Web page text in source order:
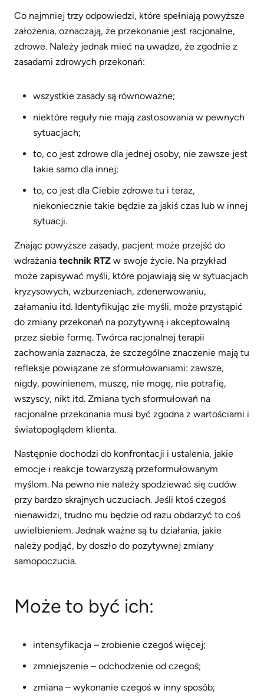
Co najmniej trzy odpowiedzi, które spełniają powyższe
założenia, oznaczają, że przekonanie jest racjonalne,
zdrowe. Należy jednak mieć na uwadze, że zgodnie z
zasadami zdrowych przekonań:
wszystkie zasady są równoważne;
niektóre reguły nie mają zastosowania w pewnych
sytuacjach;
to, co jest zdrowe dla jednej osoby, nie zawsze jest
takie samo dla innej;
to, co jest dla Ciebie zdrowe tu i teraz,
niekoniecznie takie będzie za jakiś czas lub w innej
sytuacji.
Znając powyższe zasady, pacjent może przejść do
wdrażania technik RTZ w swoje życie. Na przykład
może zapisywać myśli, które pojawiają się w sytuacjach
kryzysowych, wzburzeniach, zdenerwowaniu,
załamaniu itd. Identyfikując złe myśli, może przystąpić
do zmiany przekonań na pozytywną i akceptowalną
przez siebie formę. Twórca racjonalnej terapii
zachowania zaznacza, że szczególne znaczenie mają tu
refleksje powiązane ze sformułowaniami: zawsze,
nigdy, powinienem, muszę, nie mogę, nie potrafię,
wszyscy, nikt itd. Zmiana tych sformułowań na
racjonalne przekonania musi być zgodna z wartościami i
światopoglądem klienta.
Następnie dochodzi do konfrontacji i ustalenia, jakie
emocje i reakcje towarzyszą przeformułowanym
myślom. Na pewno nie należy spodziewać się cudów
przy bardzo skrajnych uczuciach. Jeśli ktoś czegoś
nienawidzi, trudno mu będzie od razu obdarzyć to coś
uwielbieniem. Jednak ważne są tu działania, jakie
należy podjąć, by doszło do pozytywnej zmiany
samopoczucia.
Może to być ich:
intensyfikacja – zrobienie czegoś więcej;
zmniejszenie – odchodzenie od czegoś;
zmiana – wykonanie czegoś w inny sposób;